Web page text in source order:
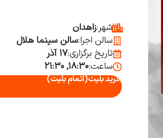
شهر:زاهدان
سالن اجرا:سالن سینما هلال
تاریخ برگزاری:۱۷ آذر
ساعت:۱۸:۳۰, ۲۱:۳۰
خرید بلیت(اتمام بلیت)